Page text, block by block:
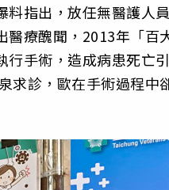
料指出，放任無醫護人員
醫療醜聞，2013年「百
手術，造成病患死亡引
求診，歐在手術過程中